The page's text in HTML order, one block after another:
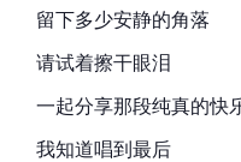
留下多少安静的角落
请试着擦干眼泪
一起分享那段纯真的快
我知道唱到最后